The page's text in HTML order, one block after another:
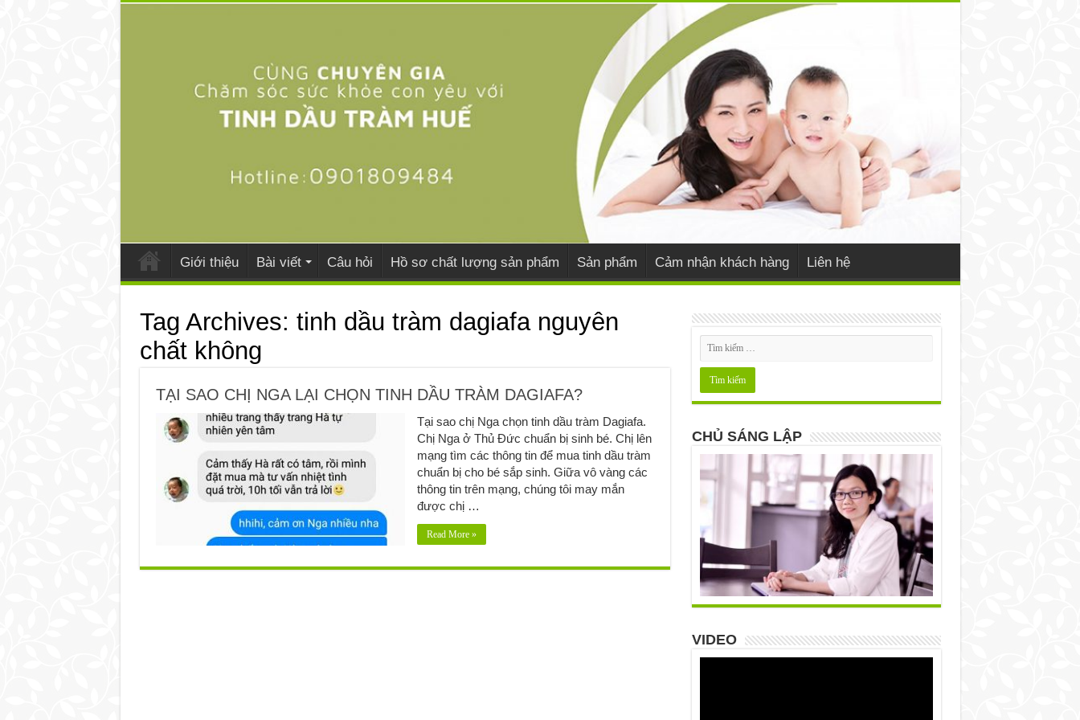
Giới thiệu Bài viết Câu hỏi Hồ sơ chất lượng sản phẩm Sản phẩm Cảm nhận khách hàng Liên hệ
Tag Archives: tinh dầu tràm dagiafa nguyên
chất không
TẠI SAO CHỊ NGA LẠI CHỌN TINH DẦU TRÀM DAGIAFA?
Tại sao chị Nga chọn tinh dầu tràm Dagiafa.
Chị Nga ở Thủ Đức chuẩn bị sinh bé. Chị lên
mạng tìm các thông tin để mua tinh dầu tràm
chuẩn bị cho bé sắp sinh. Giữa vô vàng các
thông tin trên mạng, chúng tôi may mắn
được chị …
Read More »
CHỦ SÁNG LẬP
VIDEO